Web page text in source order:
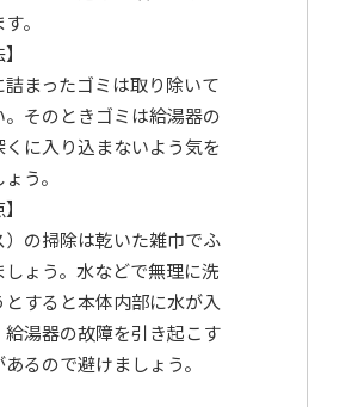
。
まったゴミは取り除いて
。そのときゴミは給湯器の
くに入り込まないよう気を
う。
）の掃除は乾いた雑巾でふ
しょう。水などで無理に洗
とすると本体内部に水が入
給湯器の故障を引き起こす
るので避けましょう。